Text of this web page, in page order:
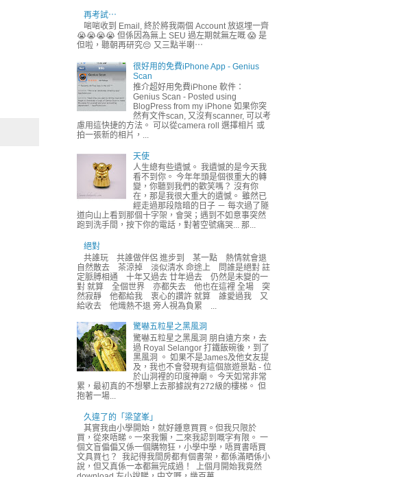
再考試⋯
啱啱收到 Email, 終於將我兩個 Account 放返埋一齊
😭😭😭😭 但係因為無上 SEU 過左期就無左嘅 😱 是
但啦，聽朝再研究😔 又三點半喇⋯
很好用的免費iPhone App - Genius
Scan
推介超好用免費iPhone 軟件：
Genius Scan - Posted using
BlogPress from my iPhone 如果你突
然有文件scan, 又沒有scanner, 可以考
慮用這快捷的方法。 可以從camera roll 選擇相片 或
拍一張新的相片，...
天使
人生總有些遺憾。 我遺憾的是今天我
看不到你。 今年年頭是個很重大的轉
變，你聽到我們的歡笑嗎？ 沒有你
在，那是我很大重大的遺憾。 雖然已
經走過那段陰暗的日子 － 每次過了隧
道向山上看到那個十字架，會哭；遇到不如意事突然
跑到洗手間，按下你的電話，對著空號痛哭... 那...
絕對
共誰玩 共誰做伴侶 進步到 某一點 熱情就會退
自然散去 茶涼掉 淡似清水 命途上 問誰是絕對 註
定脈膊相通 十年又過去 廿年過去 仍然是未變的一
對 就算 全個世界 亦都失去 他也在這裡 全場 突
然寂靜 他都給我 衷心的讚許 就算 誰愛過我 又
給收去 他熾熱不退 旁人視為負累 ...
驚嚇五粒星之黑風洞
驚嚇五粒星之黑風洞 朋自遠方來，去
過 Royal Selangor 打鐵飯碗後，到了
黑風洞 。 如果不是James及他女友提
及，我也不會發現有這個旅遊景點 - 位
於山洞裡的印度神廟。 今天如常非常
累，最初真的不想攀上去那據說有272級的樓梯。 但
抱著一場...
久違了的「梁望峯」
其實我由小學開始，就好鍾意買買。但我只限於
買，從來唔睇。一來我懶，二來我認到嘅字有限。 一
個文盲偏偏又係一個購物狂，小學中學，唔買書唔買
文具買乜？ 我記得我間房都有個書架，都係滿晒係小
說，但又真係一本都無完成過！ 上個月開始我竟然